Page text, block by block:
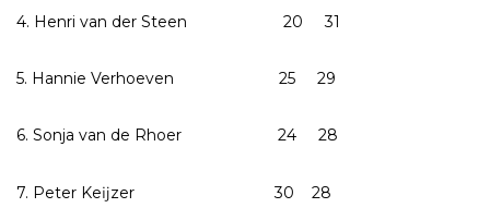
4. Henri van der Steen 20 31
5. Hannie Verhoeven 25 29
6. Sonja van de Rhoer 24 28
7. Peter Keĳzer 30 28